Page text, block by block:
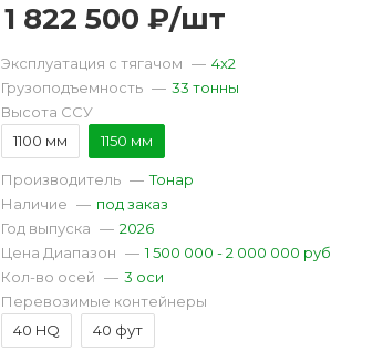
1 822 500 ₽/шт
Эксплуатация с тягачом — 4x2
Грузоподъемность — 33 тонны
Высота ССУ
1100 мм
1150 мм
Производитель — Тонар
Наличие — под заказ
Год выпуска — 2026
Цена Диапазон — 1 500 000 - 2 000 000 руб
Кол-во осей — 3 оси
Перевозимые контейнеры
40 HQ
40 фут